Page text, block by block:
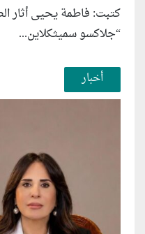
كتبت: فاطمة يحيى أثار
“جلاكسو سميثكلاين...
أخبار